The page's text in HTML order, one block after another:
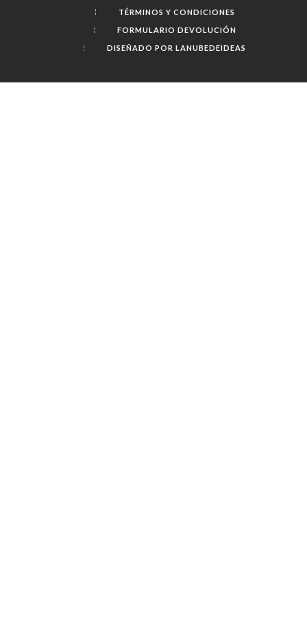
TÉRMINOS Y CONDICIONES
FORMULARIO DEVOLUCIÓN
DISEÑADO POR LANUBEDEIDEAS